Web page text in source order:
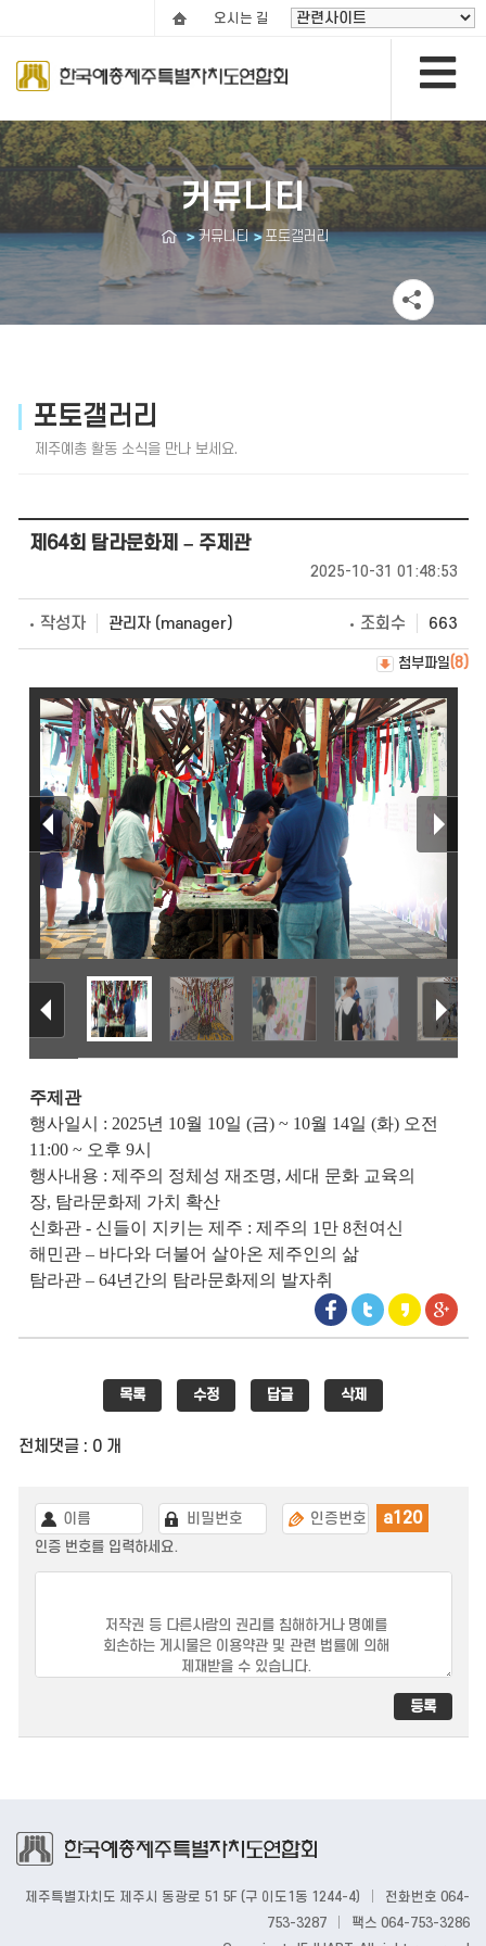
오시는 길
커뮤니티
커뮤니티 포토갤러리
포토갤러리
제주예총 활동 소식을 만나 보세요.
제64회 탐라문화제 – 주제관
2025-10-31 01:48:53
작성자 관리자 (manager) 조회수 663
첨부파일(8)
주제관
행사일시 : 2025년 10월 10일 (금) ~ 10월 14일 (화) 오전
11:00 ~ 오후 9시
행사내용 : 제주의 정체성 재조명, 세대 문화 교육의
장, 탐라문화제 가치 확산
신화관 - 신들이 지키는 제주 : 제주의 1 만 8천여신
해민관 – 바다와 더불어 살아온 제주인의 삶
탐라관 – 64년간의 탐라문화제의 발자취
목록 수정 답글 삭제
전체댓글 : 0 개
a120
인증 번호를 입력하세요.
제주특별자치도 제주시 동광로 51 5F (구 이도1동 1244-4)
전화번호 064-
753-3287
팩스 064-753-3286